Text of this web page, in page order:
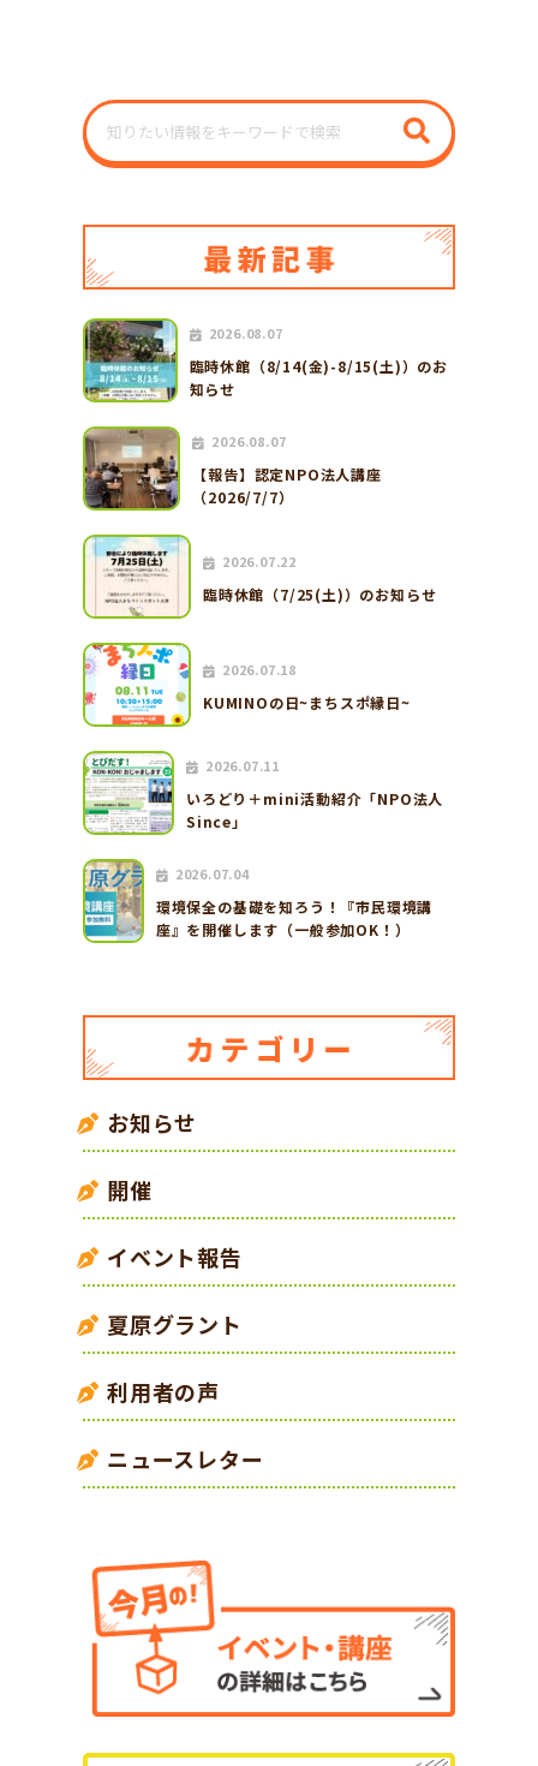
2026.08.07
臨時休館（8/14(金)-8/15(土)）のお
知らせ
2026.08.07
【報告】認定NPO法人講座
（2026/7/7）
2026.07.22
臨時休館（7/25(土)）のお知らせ
2026.07.18
KUMINOの日~まちスポ縁日~
2026.07.11
いろどり＋mini活動紹介「NPO法人
Since」
2026.07.04
環境保全の基礎を知ろう！『市民環境講
座』を開催します（一般参加OK！）
お知らせ
開催
イベント報告
夏原グラント
利用者の声
ニュースレター